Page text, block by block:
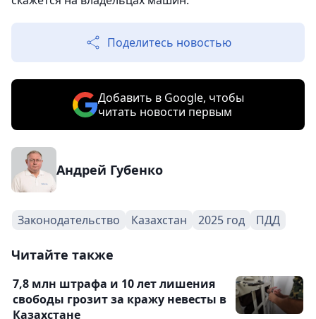
Поделитесь новостью
Добавить в Google, чтобы
читать новости первым
Андрей Губенко
Законодательство Казахстан 2025 год ПДД
Читайте также
7,8 млн штрафа и 10 лет лишения
свободы грозит за кражу невесты в
Казахстане